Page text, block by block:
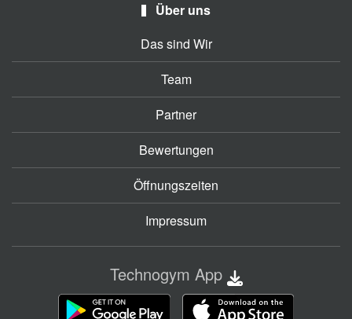
Über uns
Das sind Wir
Team
Partner
Bewertungen
Öffnungszeiten
Impressum
Technogym App